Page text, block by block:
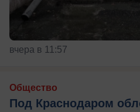
вчера в 11:57
Общество
Под Краснодаром